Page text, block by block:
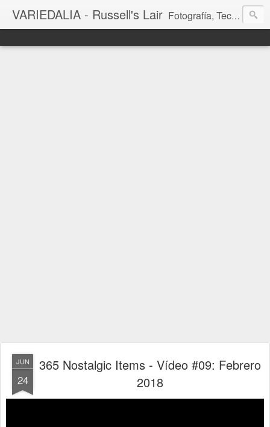
VARIEDALIA - Russell's Lair Fotografía, Tecnología, Cine y Videojuegos en un Blog Multitemática. El rinconcito del creador de FotoMuseo 3D y Left 4 SGC.
JUN
24
365 Nostalgic Items - Vídeo #09: Febrero
2018